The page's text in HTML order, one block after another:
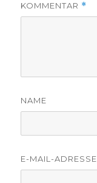
KOMMENTAR *
NAME
E-MAIL-ADRESSE